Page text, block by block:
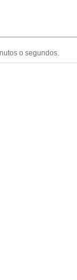
o segundos.